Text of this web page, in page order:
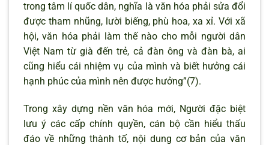
trong tâm lí quốc dân, nghĩa là văn hóa phải sửa đổi
được tham nhũng, lười biếng, phù hoa, xa xỉ. Với xã
hội, văn hóa phải làm thế nào cho mỗi người dân
Việt Nam từ già đến trẻ, cả đàn ông và đàn bà, ai
cũng hiểu cái nhiệm vụ của mình và biết hưởng cái
hạnh phúc của mình nên được hưởng”(7).
Trong xây dựng nền văn hóa mới, Người đặc biệt
lưu ý các cấp chính quyền, cán bộ cần hiểu thấu
đáo về những thành tố, nội dung cơ bản của văn